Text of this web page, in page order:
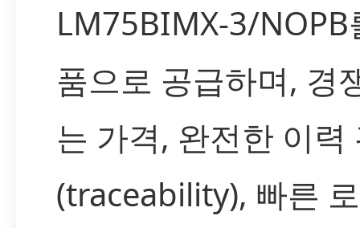
LM75BIMX-3/NOPB
품으로 공급하며, 경
는 가격, 완전한 이력
(traceability), 빠른